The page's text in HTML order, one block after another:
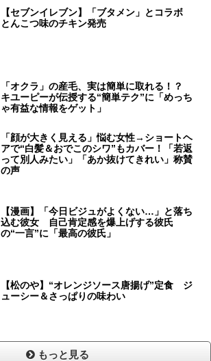
【セブンイレブン】「ブタメン」とコラボ
とんこつ味のチキン発売
「オクラ」の産毛、実は簡単に取れる！？
キユーピーが伝授する“簡単テク”に「めっち
ゃ有益な情報をゲット」
「顔が大きく見える」悩む女性→ショートヘ
アで“白髪＆おでこのシワ”もカバー！「若返
って別人みたい」「あか抜けてきれい」称賛
の声
【漫画】「今日ビジュがよくない…」と落ち
込む彼女 自己肯定感を爆上げする彼氏
の“一言”に「最高の彼氏」
【松のや】“オレンジソース唐揚げ”定食 ジ
ューシー＆さっぱりの味わい
もっと見る